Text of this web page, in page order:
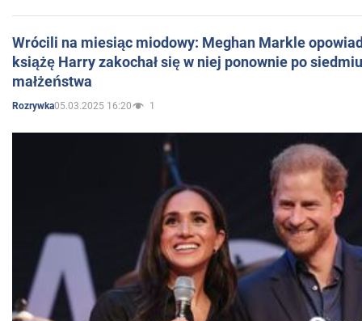
Wrócili na miesiąc miodowy: Meghan Markle
książę Harry zakochał się w niej ponownie po
małżeństwa
Rozrywka05.03.2025 16:20 1